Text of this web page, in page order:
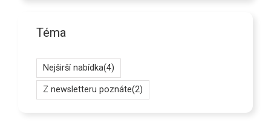
Téma
Nejširší nabídka(4)
Z newsletteru poznáte(2)